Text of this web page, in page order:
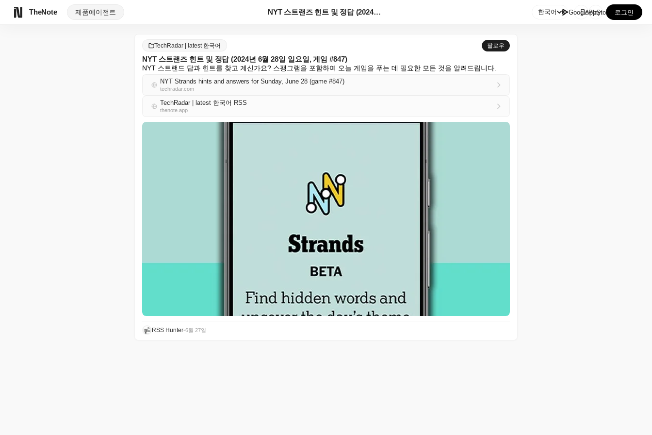
TheNote 제품에이전트 NYT 스트랜즈 힌트 및 정답 (2024년 6월 28일... 한국어 GooglePlay
AppStore 로그인
TechRadar | latest 한국어 팔로우
NYT 스트랜즈 힌트 및 정답 (2024년 6월 28일 일요일, 게임 #847)
NYT 스트랜드 답과 힌트를 찾고 계신가요? 스팽그램을 포함하여 오늘 게임을 푸는 데 필요한 모든 것을 알려드립니다.
NYT Strands hints and answers for Sunday, June 28 (game #847)
techradar.com
TechRadar | latest 한국어 RSS
thenote.app
RSS Hunter•6월 27일